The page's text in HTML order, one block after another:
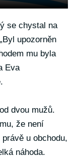
se chystal na
upozorněn
mu byla
Eva
dvou mužů.
že není
u obchodu,
náhoda.